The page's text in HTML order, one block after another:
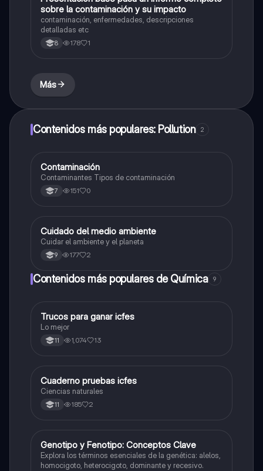
sobre la contaminación y su impacto
contaminación, enfermedades, descripciones
detalladas etc
8 178 1
Más
Contenidos más populares: Pollution 2
Biologia
Contaminación
Contaminantes Tipos de contaminación
7 151 0
Biologia
Cuidado del medio ambiente
Cuidar el ambiente y el planeta
9 177 2
Contenidos más populares de Química 9
Química
Trucos para ganar icfes
Lo mejor
11 1,074 13
Biologia
Cuaderno pruebas icfes
Ciencias naturales
11 185 2
GBiologia
Genotipo y Fenotipo: Conceptos Clave
Explora los términos esenciales de la genética: alelos,
homocigoto, heterocigoto, dominante y recesivo.